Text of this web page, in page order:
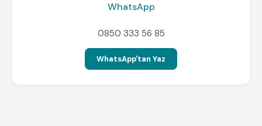
WhatsApp
0850 333 56 85
WhatsApp'tan Yaz